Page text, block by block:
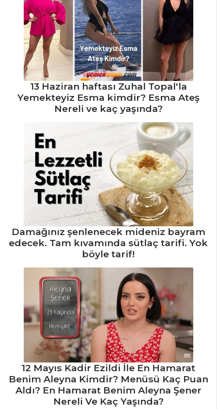
13 Haziran haftası Zuhal Topal'la
Yemekteyiz Esma kimdir? Esma Ateş
Nereli ve kaç yaşında?
Damağınız şenlenecek mideniz bayram
edecek. Tam kıvamında sütlaç tarifi. Yok
böyle tarif!
12 Mayıs Kadir Ezildi İle En Hamarat
Benim Aleyna Kimdir? Menüsü Kaç Puan
Aldı? En Hamarat Benim Aleyna Şener
Nereli Ve Kaç Yaşında?